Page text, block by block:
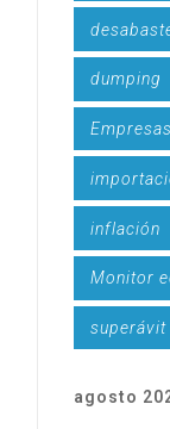
dumping
Empresas
inflación
Monitor
superávit
agosto